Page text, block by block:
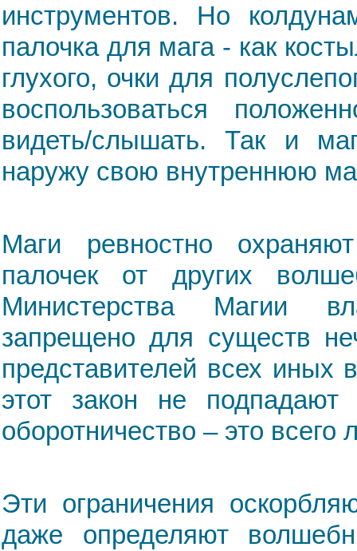
инструментов. Но
палочка для мага - как
глухого, очки для
воспользоваться
видеть/слышать. Так и
наружу свою внутреннюю
Маги ревностно
палочек от других
Министерства Магии
запрещено для существ
представителей всех
этот закон не подпадают
оборотничество – это всего
Эти ограничения
даже определяют